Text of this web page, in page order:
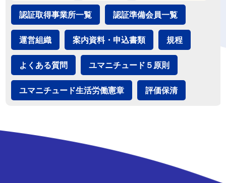
認証取得事業所一覧 認証準備会員一覧
運営組織 案内資料・申込書類 規程
よくある質問 ユマニチュード５原則
ユマニチュード生活労働憲章 評価保清